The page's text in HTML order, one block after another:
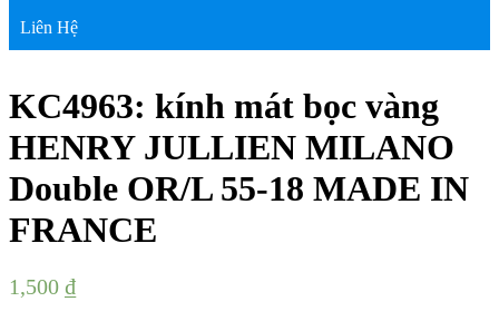
Liên Hệ
KC4963: kính mát bọc vàng
HENRY JULLIEN MILANO
Double OR/L 55-18 MADE IN
FRANCE
1,500 ₫